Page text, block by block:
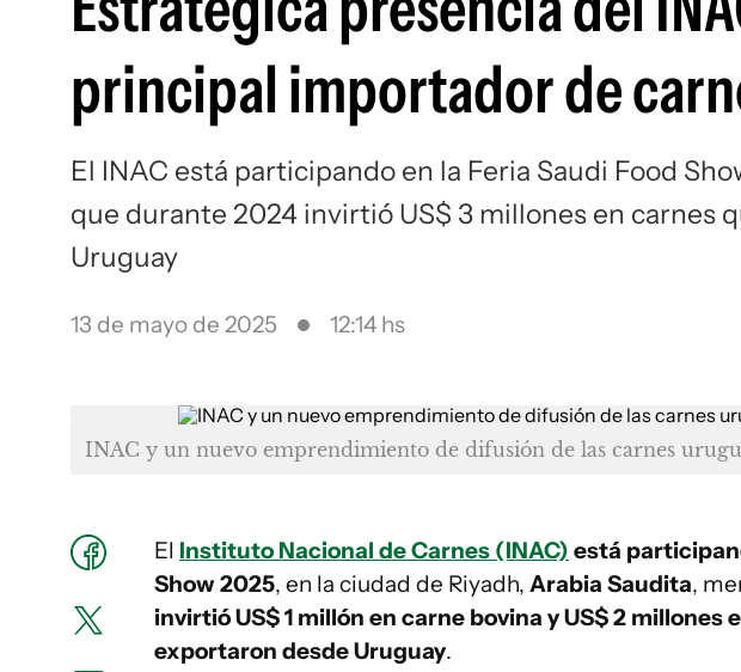
principal importador de
El INAC está participando en la Feria Saudi Food
que durante 2024 invirtió US$ 3 millones en carnes
Uruguay
13 de mayo de 2025 12:14 hs
INAC y un nuevo emprendimiento de difusión de las carnes
El Instituto Nacional de Carnes (INAC) está
Show 2025, en la ciudad de Riyadh, Arabia Saudita,
invirtió US$ 1 millón en carne bovina y US$ 2 millones
exportaron desde Uruguay.